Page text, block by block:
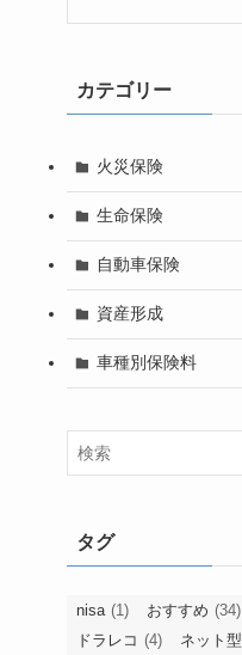
カテゴリー
火災保険
生命保険
自動車保険
資産形成
車種別保険料
タグ
nisa (1) おすすめ (34)
ドラレコ (4) ネット型